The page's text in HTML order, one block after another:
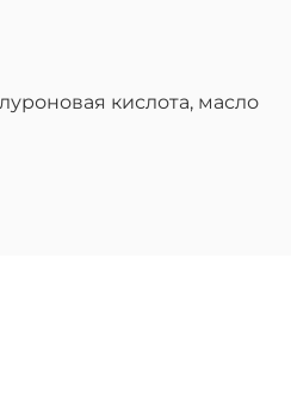
кислота, масло